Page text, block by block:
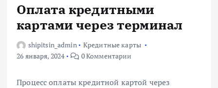
Оплата кредитными
картами через терминал
shipitsin_admin
Кредитные карты
26 января, 2024
0 Комментарии
Процесс оплаты кредитной картой через